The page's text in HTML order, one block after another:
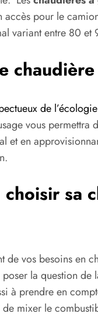
accès pour le
variant entre 80 et
de
vous permettra
et en
sa
de vos besoins en
la question de
à prendre en
mixer le